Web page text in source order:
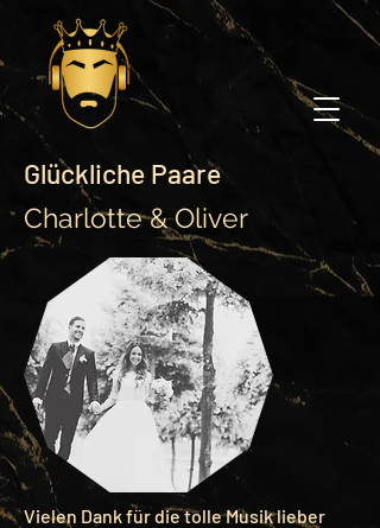
Glückliche Paare
Charlotte & Oliver
Vielen Dank für die tolle Musik lieber